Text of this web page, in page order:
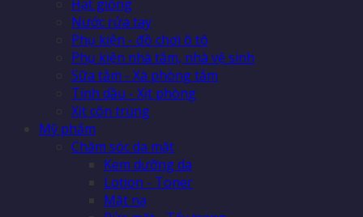
Hạt giống
Nước rửa tay
Phụ kiện - đồ chơi ô tô
Phụ kiện nhà tắm, nhà vệ sinh
Sữa tắm - Xà phòng tắm
Tinh dầu - Xịt phòng
Xịt côn trùng
Mỹ phẩm
Chăm sóc da mặt
Kem dưỡng da
Lotion - Toner
Mặt nạ